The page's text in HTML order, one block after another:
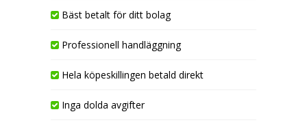
Bäst betalt för ditt bolag
Professionell handläggning
Hela köpeskillingen betald direkt
Inga dolda avgifter